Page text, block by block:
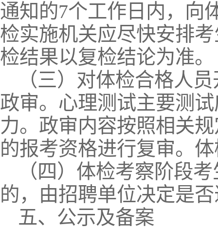
通知的7个工作日内，向
检实施机关应尽快安排
检结果以复检结论为准。
（三）对体检合格人
政审。心理测试主要测
力。政审内容按照相关
的报考资格进行复审。
（四）体检考察阶段
的，由招聘单位决定是
五、公示及备案